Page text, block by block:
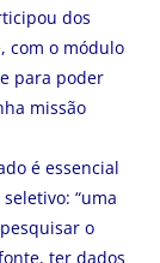
dos
com o módulo
para poder
missão
é essencial
“uma
o
ter dados